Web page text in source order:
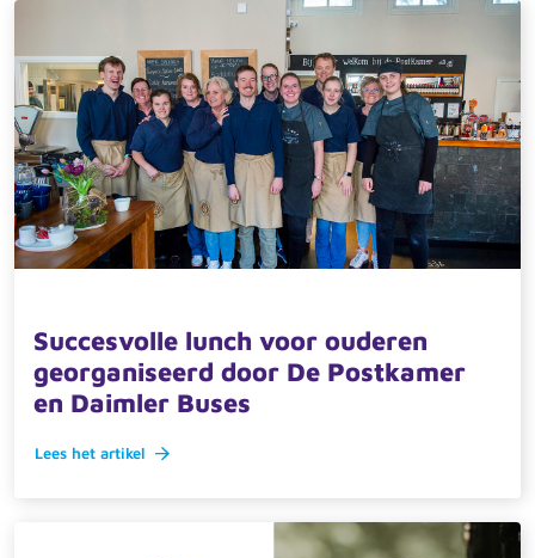
Succesvolle lunch voor ouderen
georganiseerd door De Postkamer
en Daimler Buses
Lees het artikel